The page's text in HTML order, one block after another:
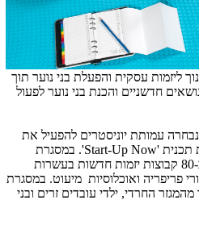
ליזמות עסקית והפעלת בני נוער תוך
חדשניים והכנת בני נוער לפעול
עמותת יוניסטרים להפעיל את
תכנית 'Start-Up Now'. במסגרת
התכנית תפתחנה במהלך השנה כ-80 קבוצות יזמות חדשות בעשרות
פריפריה ואוכלוסיות מיעוט. במסגרת
החרדי, ילדי עובדים זרים ובני